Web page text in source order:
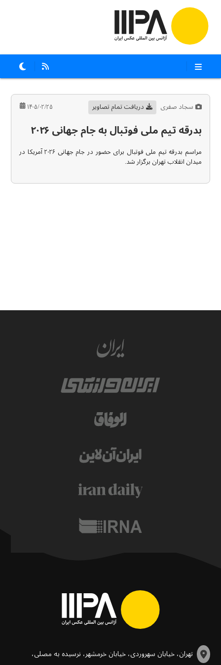
سجاد صفری دریافت تمام تصاویر ۱۴۰۵/۰۲/۲۵
بدرقه تیم ملی فوتبال به جام جهانی ۲۰۲۶
مراسم بدرقه تیم ملی فوتبال برای حضور در جام جهانی ۲۰۲۶ آمریکا در
میدان انقلاب تهران برگزار شد.
تهران، خیابان سهروردی، خیابان خرمشهر، نرسیده به مصلی،